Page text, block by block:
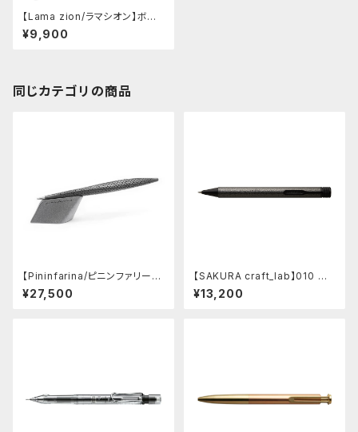
【Lama zion/ラマシオン】ボルト
アクションボールペン Gate811
（真鍮無垢）
¥9,900
同じカテゴリの商品
【Pininfarina/ピニンファリー
ナ】Speedform (チタン)
¥27,500
【SAKURA craft_lab】010 ゲ
ルインキボールペン (ハンマート
ーン チャコール)
¥13,200